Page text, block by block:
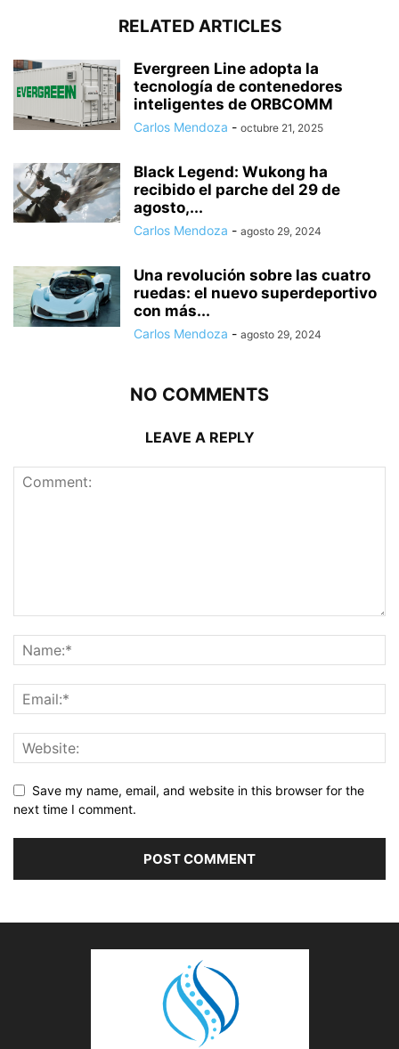
RELATED ARTICLES
Evergreen Line adopta la
tecnología de contenedores
inteligentes de ORBCOMM
Carlos Mendoza - octubre 21, 2025
Black Legend: Wukong ha
recibido el parche del 29 de
agosto,...
Carlos Mendoza - agosto 29, 2024
Una revolución sobre las cuatro
ruedas: el nuevo superdeportivo
con más...
Carlos Mendoza - agosto 29, 2024
NO COMMENTS
LEAVE A REPLY
Save my name, email, and website in this browser for the
next time I comment.